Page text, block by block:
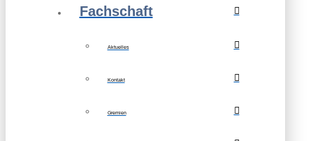
Fachschaft
Aktuelles
Kontakt
Gremien